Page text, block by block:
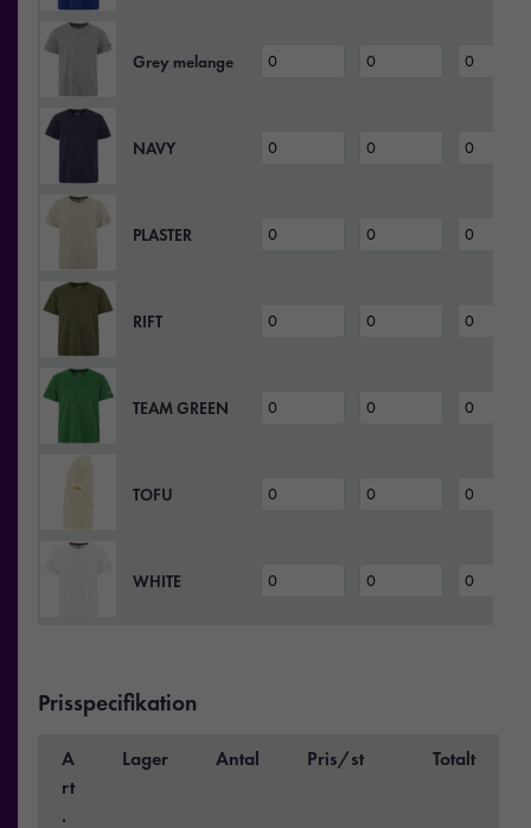
Grey melange
NAVY
PLASTER
RIFT
TEAM GREEN
TOFU
WHITE
Prisspecifikation
A
rt
.
Lager Antal Pris/st Totalt